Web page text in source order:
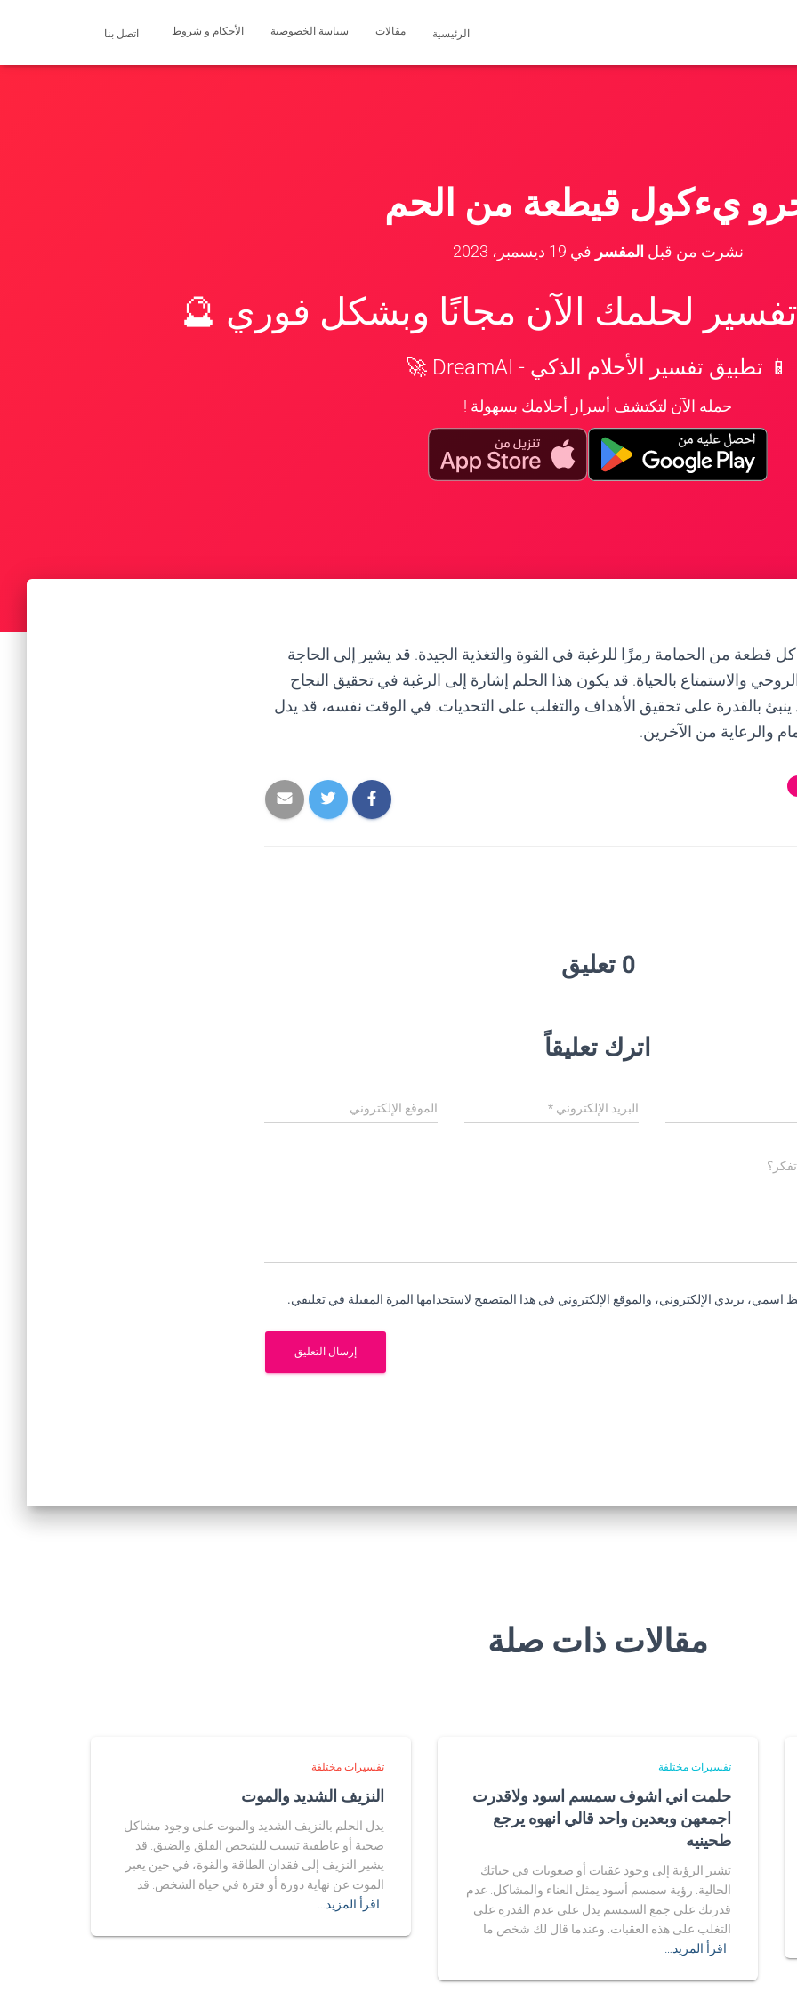
الرئيسية مقالات سياسة الخصوصية الأحكام و شروط اتصل بنا
يءكول قيطعة من الحم
نشرت من قبل المفسر في 19 ديسمبر، 2023
لحلمك الآن مجانًا وبشكل فوري 🔮
📱 تطبيق تفسير الأحلام الذكي - DreamAI 🚀
حمله الآن لتكتشف أسرار أحلامك بسهولة !
قطعة من الحمامة رمزًا للرغبة في القوة والتغذية الجيدة. قد يشير إلى الحاجة
والاستمتاع بالحياة. قد يكون هذا الحلم إشارة إلى الرغبة في تحقيق النجاح
ينبئ بالقدرة على تحقيق الأهداف والتغلب على التحديات. في الوقت نفسه، قد يدل
والرعاية من الآخرين.
0 تعليق
اترك تعليقاً
البريد الإلكتروني* الموقع الإلكتروني
اسمي، بريدي الإلكتروني، والموقع الإلكتروني في هذا المتصفح لاستخدامها المرة المقبلة في تعليقي.
مقالات ذات صلة
تفسيرات مختلفة
حلمت اني اشوف سمسم اسود ولاقدرت
اجمعهن وبعدين واحد قالي انهوه يرجع
طحينيه
تشير الرؤية إلى وجود عقبات أو صعوبات في حياتك
الحالية. رؤية سمسم أسود يمثل العناء والمشاكل. عدم
قدرتك على جمع السمسم يدل على عدم القدرة على
التغلب على هذه العقبات. وعندما قال لك شخص ما
اقرأ المزيد…
تفسيرات مختلفة
النزيف الشديد والموت
يدل الحلم بالنزيف الشديد والموت على وجود مشاكل
صحية أو عاطفية تسبب للشخص القلق والضيق. قد
يشير النزيف إلى فقدان الطاقة والقوة، في حين يعبر
الموت عن نهاية دورة أو فترة في حياة الشخص. قد
اقرأ المزيد…